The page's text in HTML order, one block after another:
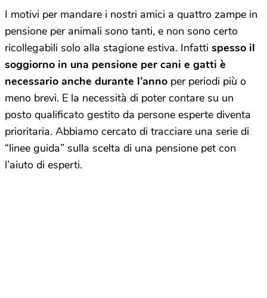
I motivi per mandare i nostri amici a quattro zampe in
pensione per animali sono tanti, e non sono certo
ricollegabili solo alla stagione estiva. Infatti spesso il
soggiorno in una pensione per cani e gatti è
necessario anche durante l’anno per periodi più o
meno brevi. E la necessità di poter contare su un
posto qualificato gestito da persone esperte diventa
prioritaria. Abbiamo cercato di tracciare una serie di
“linee guida” sulla scelta di una pensione pet con
l’aiuto di esperti.